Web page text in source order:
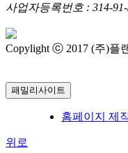
사업자등록번호 : 314-
Copylight ⓒ 2017 (주)플
패밀리사이트
홈페이지 제
위로